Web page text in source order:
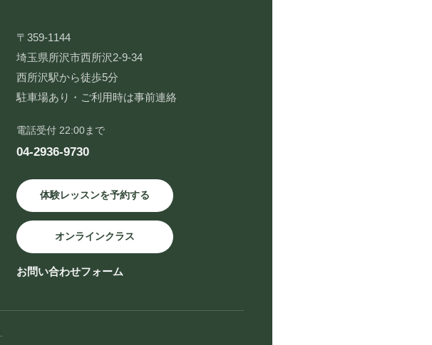
〒359-1144
埼玉県所沢市西所沢2-9-34
西所沢駅から徒歩5分
駐車場あり・ご利用時は事前連絡
電話受付 22:00まで
04-2936-9730
体験レッスンを予約する
オンラインクラス
お問い合わせフォーム